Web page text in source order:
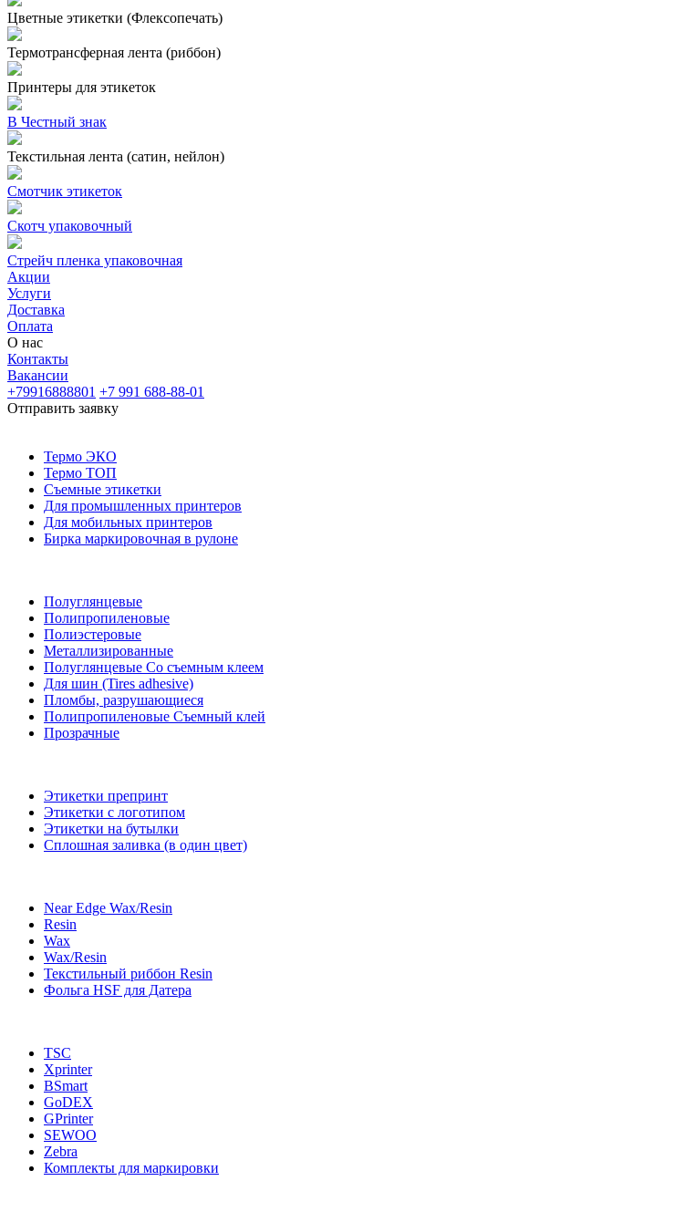
Цветные этикетки (Флексопечать)
Термотрансферная лента (риббон)
Принтеры для этикеток
В Честный знак
Текстильная лента (сатин, нейлон)
Смотчик этикеток
Скотч упаковочный
Стрейч пленка упаковочная
Акции
Услуги
Доставка
Оплата
О нас
Контакты
Вакансии
+79916888801 +7 991 688-88-01
Отправить заявку
Термо ЭКО
Термо ТОП
Съемные этикетки
Для промышленных принтеров
Для мобильных принтеров
Бирка маркировочная в рулоне
Полуглянцевые
Полипропиленовые
Полиэстеровые
Металлизированные
Полуглянцевые Со съемным клеем
Для шин (Tires adhesive)
Пломбы, разрушающиеся
Полипропиленовые Съемный клей
Прозрачные
Этикетки препринт
Этикетки с логотипом
Этикетки на бутылки
Сплошная заливка (в один цвет)
Near Edge Wax/Resin
Resin
Wax
Wax/Resin
Текстильный риббон Resin
Фольга HSF для Датера
TSC
Xprinter
BSmart
GoDEX
GPrinter
SEWOO
Zebra
Комплекты для маркировки